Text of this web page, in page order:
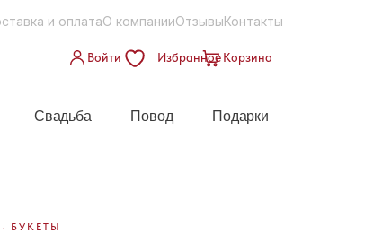
и оплатаО компанииОтзывыКонтакты
Войти ИзбранноеКорзина
Свадьба Повод Подарки
БУКЕТЫ